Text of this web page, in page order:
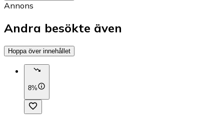
Annons
Andra besökte även
Hoppa över innehållet
8%